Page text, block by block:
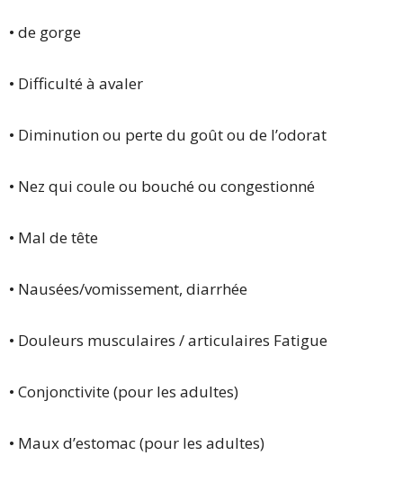
• de gorge
• Difficulté à avaler
• Diminution ou perte du goût ou de l’odorat
• Nez qui coule ou bouché ou congestionné
• Mal de tête
• Nausées/vomissement, diarrhée
• Douleurs musculaires / articulaires Fatigue
• Conjonctivite (pour les adultes)
• Maux d’estomac (pour les adultes)